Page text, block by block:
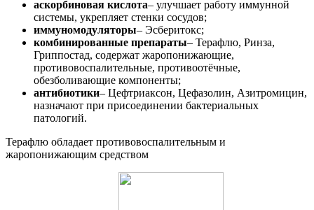
аскорбиновая кислота– улучшает работу иммунной
системы, укрепляет стенки сосудов;
иммуномодуляторы– Эсберитокс;
комбинированные препараты– Терафлю, Ринза,
Гриппостад, содержат жаропонижающие,
противовоспалительные, противоотёчные,
обезболивающие компоненты;
антибиотики– Цефтриаксон, Цефазолин, Азитромицин,
назначают при присоединении бактериальных
патологий.
Терафлю обладает противовоспалительным и
жаропонижающим средством